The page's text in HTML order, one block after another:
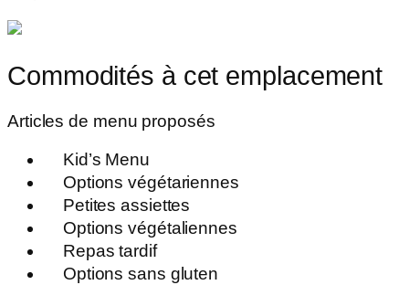
Commodités à cet emplacement
Articles de menu proposés
Kid’s Menu
Options végétariennes
Petites assiettes
Options végétaliennes
Repas tardif
Options sans gluten